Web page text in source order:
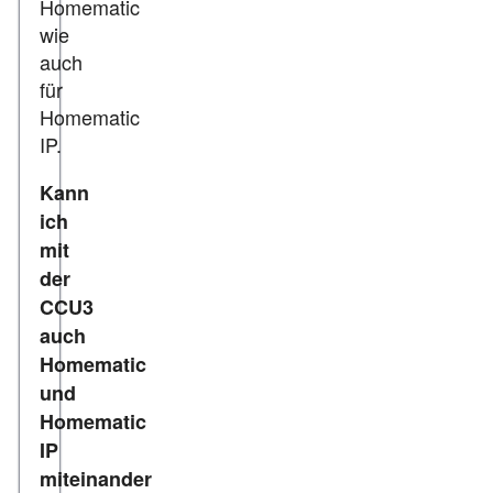
Homematic
wie
auch
für
Homematic
IP.
Kann
ich
mit
der
CCU3
auch
Homematic
und
Homematic
IP
miteinander